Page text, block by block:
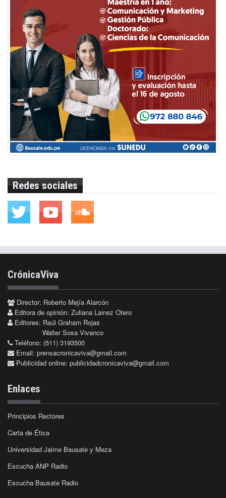
Redes sociales
CrónicaViva
Director: Roberto Mejía Alarcón
Editora de opinión: Zuliana Lainez Otero
Editores: Raúl Graham Rojas
Walter Sosa Vivanco
Teléfono: (511) 3193500
Email: prensacronicaviva@gmail.com
Publicidad online: publicidadcronicaviva@gmail.com
Enlaces
Principios Rectores
Carta de Ética
Universidad Jaime Bausate y Meza
Escucha ANP Radio
Escucha Bausate Radio